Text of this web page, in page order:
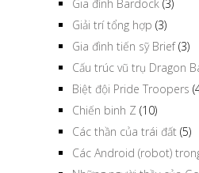
Gia đình Bardock (3)
Giải trí tổng hợp (3)
Gia đình tiến sỹ Brief(3)
Cấu trúc vũ trụ Dragon
Biệt đội Pride Troopers
Chiến binh Z (10)
Các thần của trái đất (5)
Các Android (robot)